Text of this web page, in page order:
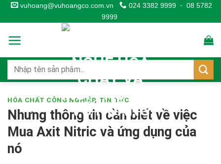
Skip
to
content
vuhoang@vuhoangco.com.vn 024 3382 9999 - 08 5782
9999
HÓA CHẤT CÔNG NGHIỆP, TIN TỨC
Nhưng thông tin cần biết về việc
Mua Axit Nitric và ứng dụng của
nó